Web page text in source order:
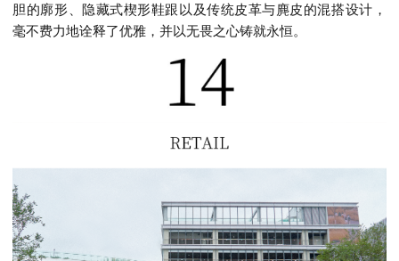
胆的廓形、隐藏式楔形鞋跟以及传统皮革与麂皮的混搭设计，
毫不费力地诠释了优雅，并以无畏之心铸就永恒。